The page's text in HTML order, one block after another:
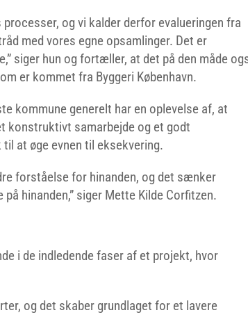
og vi kalder derfor evalueringen fra
med vores egne opsamlinger. Det er
siger hun og fortæller, at det på den måde
er kommet fra Byggeri København.
kommune generelt har en oplevelse af, at
konstruktivt samarbejde og et godt
at øge evnen til eksekvering.
forståelse for hinanden, og det sænker
hinanden,” siger Mette Kilde Corfitzen.
i de indledende faser af et projekt, hvor
og det skaber grundlaget for et lavere